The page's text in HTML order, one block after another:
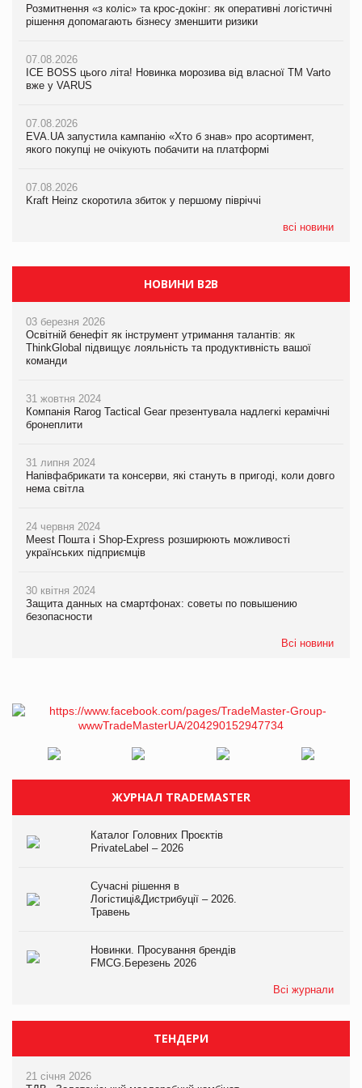
Розмитнення «з коліс» та крос-докінг: як оперативні логістичні
рішення допомагають бізнесу зменшити ризики
07.08.2026
ICE BOSS цього літа! Новинка морозива від власної ТМ Varto
вже у VARUS
07.08.2026
EVA.UA запустила кампанію «Хто б знав» про асортимент,
якого покупці не очікують побачити на платформі
07.08.2026
Kraft Heinz скоротила збиток у першому півріччі
всі новини
ICE BOSS цього літа! Новинка морозива від власної ТМ Varto
вже у VARUS
07.08.2026
EVA.UA запустила кампанію «Хто б знав» про асортимент,
якого покупці не очікують побачити на платформі
06.08.2026
Смачна новинка для хвостатих: у VARUS з’явилися паучі
Varto Paw expert від власної ТМ Varto!
05.08.2026
Мережа супермаркетів VARUS купує мережу магазинів
Kraft Heinz скоротила збиток у першому півріччі
Продажі Hugo Boss впали на 9%
06.08.2026
НОВИНИ B2B
03 березня 2026
Освітній бенефіт як інструмент утримання талантів: як
ThinkGlobal підвищує лояльність та продуктивність вашої
команди
31 жовтня 2024
Компанія Rarog Tactical Gear презентувала надлегкі керамічні
бронеплити
31 липня 2024
Напівфабрикати та консерви, які стануть в пригоді, коли довго
нема світла
24 червня 2024
Meest Пошта і Shop-Express розширюють можливості
українських підприємців
30 квітня 2024
Защита данных на смартфонах: советы по повышению
безопасности
Всі новини
ЖУРНАЛ TRADEMASTER
Каталог Головних Проєктів
PrivateLabel – 2026
Сучасні рішення в
Логістиці&Дистрибуції – 2026.
Травень
Новинки. Просування брендів
FMCG.Березень 2026
Всі журнали
ТЕНДЕРИ
21 січня 2026